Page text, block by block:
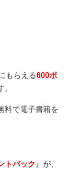
もらえる600ポ
料で電子書籍を
トバック 』が、